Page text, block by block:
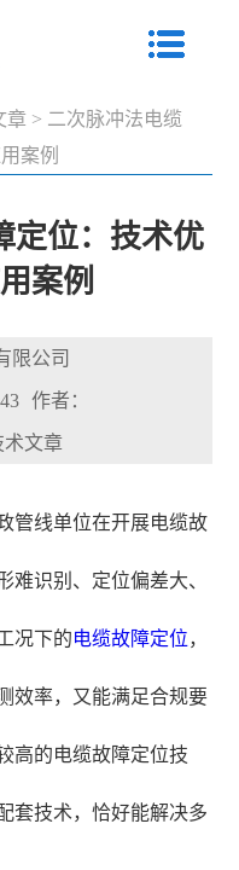
章 > 二次脉冲法电缆
案例
定位：技术优
案例
限公司
作者：
术文章
管线单位在开展电缆故
难识别、定位偏差大、
况下的电缆故障定位，
效率，又能满足合规要
高的电缆故障定位技
套技术，恰好能解决多